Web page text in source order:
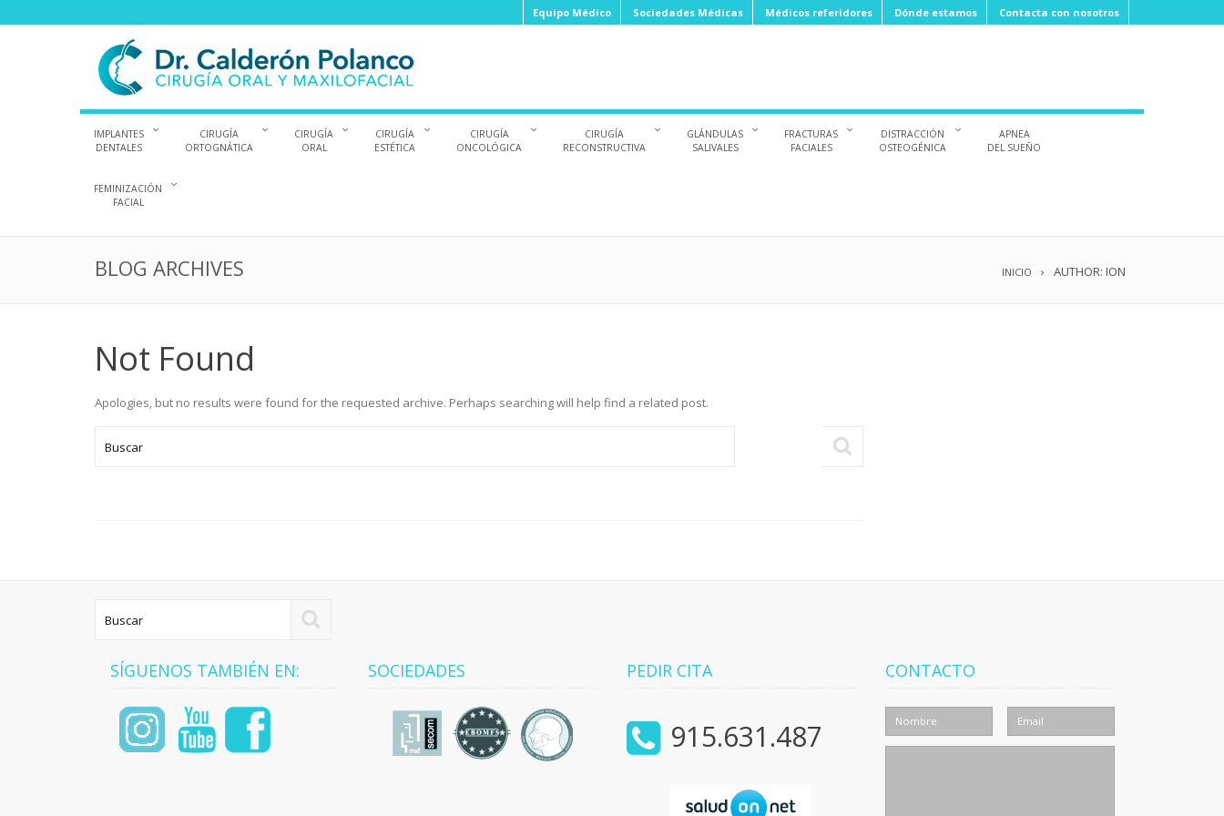
Equipo Médico Sociedades Médicas Médicos referidores Dónde estamos Contacta con nosotros
IMPLANTES
DENTALES
CIRUGÍA
ORTOGNÁTICA
CIRUGÍA
ORAL
CIRUGÍA
ESTÉTICA
CIRUGÍA
ONCOLÓGICA
CIRUGÍA
RECONSTRUCTIVA
GLÁNDULAS
SALIVALES
FRACTURAS
FACIALES
DISTRACCIÓN
OSTEOGÉNICA
APNEA
DEL SUEÑO
FEMINIZACIÓN
FACIAL
BLOG ARCHIVES INICIO AUTHOR: ION
Not Found
Apologies, but no results were found for the requested archive. Perhaps searching will help find a related post.
SÍGUENOS TAMBIÉN EN: SOCIEDADES PEDIR CITA
915.631.487
CONTACTO